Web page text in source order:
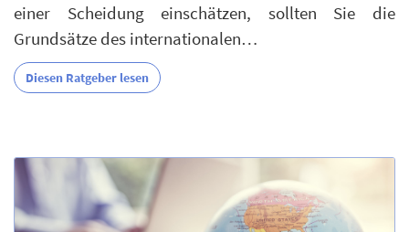
einer Scheidung einschätzen, sollten Sie die
Grundsätze des internationalen…
Diesen Ratgeber lesen